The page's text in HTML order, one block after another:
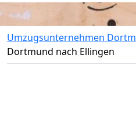
Umzugsunternehmen
Dortmund nach Ellingen